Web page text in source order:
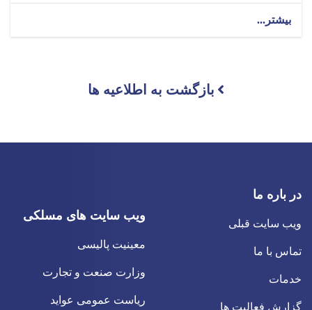
بیشتر...
بازگشت به اطلاعیه ها
در باره ما
ویب سایت قبلی
تماس با ما
خدمات
گزارش فعالیت ها
ویب سایت های مسلکی
معینیت پالیسی
وزارت صنعت و تجارت
ریاست عمومی عواید